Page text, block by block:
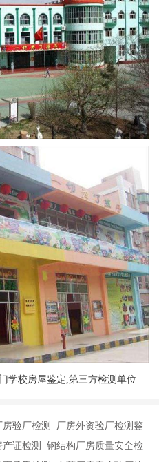
学校房屋鉴定,第三方检测单位
验厂检测 厂房外资验厂检测鉴
证检测 钢结构厂房质量安全检